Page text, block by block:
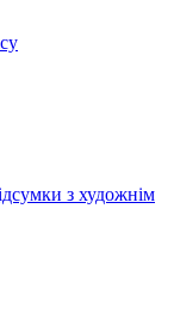
з художнім